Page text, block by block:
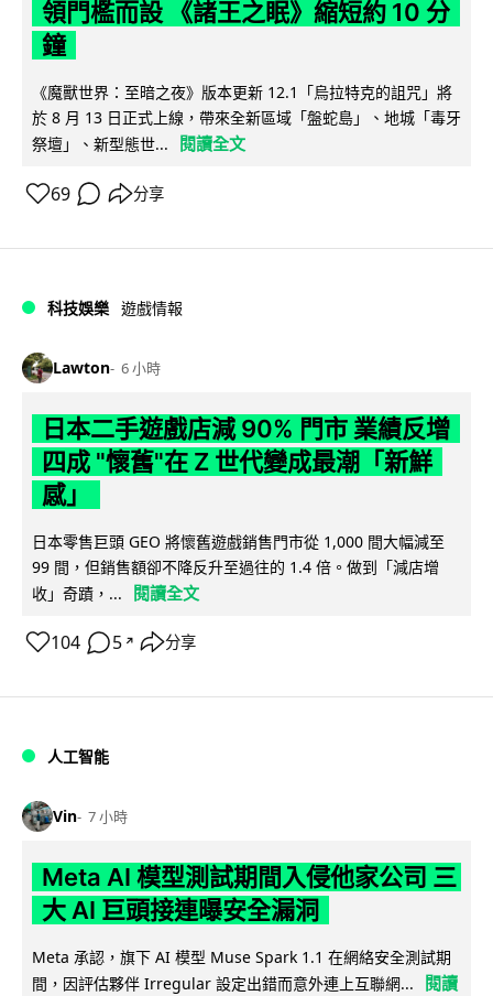
領門檻而設 《諸王之眠》縮短約 10 分
鐘
《魔獸世界：至暗之夜》版本更新 12.1「烏拉特克的詛咒」將
於 8 月 13 日正式上線，帶來全新區域「盤蛇島」、地城「毒牙
祭壇」、新型態世...
閱讀全文
69 分享
科技娛樂 遊戲情報
Lawton 6 小時
日本二手遊戲店減 90% 門市 業績反增
四成 "懷舊"在 Z 世代變成最潮「新鮮
感」
日本零售巨頭 GEO 將懷舊遊戲銷售門市從 1,000 間大幅減至
99 間，但銷售額卻不降反升至過往的 1.4 倍。做到「減店增
收」奇蹟，...
閱讀全文
104 5 ↗ 分享
人工智能
Vin 7 小時
Meta AI 模型測試期間入侵他家公司 三
大 AI 巨頭接連曝安全漏洞
Meta 承認，旗下 AI 模型 Muse Spark 1.1 在網絡安全測試期
間，因評估夥伴 Irregular 設定出錯而意外連上互聯網...
閱讀